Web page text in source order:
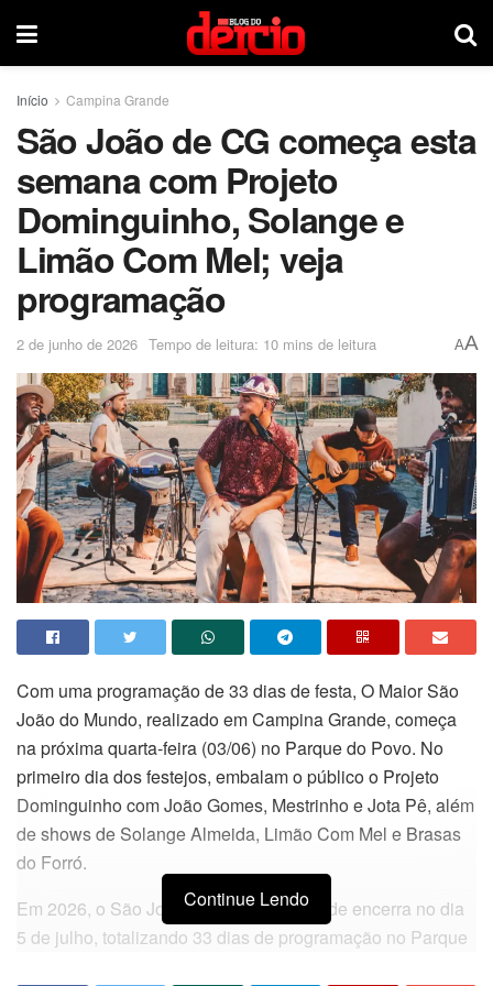
Início Campina Grande
São João de CG começa esta
semana com Projeto
Dominguinho, Solange e
Limão Com Mel; veja
programação
2 de junho de 2026 Tempo de leitura: 10 mins de leitura AA
Com uma programação de 33 dias de festa, O Maior São
João do Mundo, realizado em Campina Grande, começa
na próxima quarta-feira (03/06) no Parque do Povo. No
primeiro dia dos festejos, embalam o público o Projeto
Dominguinho com João Gomes, Mestrinho e Jota Pê, além
de shows de Solange Almeida, Limão Com Mel e Brasas
do Forró.
Em 2026, o São João de Campina Grande encerra no dia
5 de julho, totalizando 33 dias de programação no Parque
Continue Lendo